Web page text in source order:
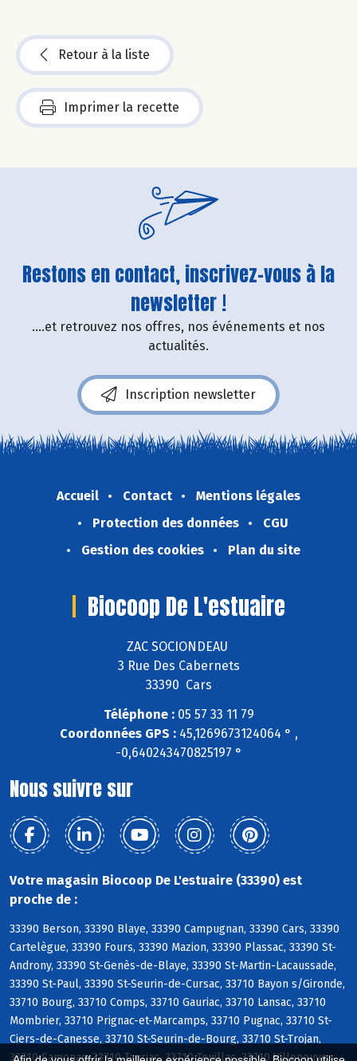
Retour à la liste
Imprimer la recette
Restons en contact, inscrivez-vous à la
newsletter !
....et retrouvez nos offres, nos événements et nos
actualités.
Inscription newsletter
Accueil Contact
Mentions légales
Protection des données
CGU
Gestion des cookies
Plan du site
Biocoop De L'estuaire
ZAC SOCIONDEAU
3 Rue Des Cabernets
33390 Cars
Téléphone :05 57 33 11 79
Coordonnées GPS :45,1269673124064 ° ,
-0,640243470825197 °
Nous suivre sur
Votre magasin Biocoop De L'estuaire (33390) est
proche de :
33390 Berson, 33390 Blaye, 33390 Campugnan, 33390 Cars, 33390
Cartelègue, 33390 Fours, 33390 Mazion, 33390 Plassac, 33390 St-
Androny, 33390 St-Genès-de-Blaye, 33390 St-Martin-Lacaussade,
33390 St-Paul, 33390 St-Seurin-de-Cursac, 33710 Bayon s/Gironde,
33710 Bourg, 33710 Comps, 33710 Gauriac, 33710 Lansac, 33710
Mombrier, 33710 Prignac-et-Marcamps, 33710 Pugnac, 33710 St-
Ciers-de-Canesse, 33710 St-Seurin-de-Bourg, 33710 St-Trojan,
33710 Samonac, 33710 Tauriac, 33710 Teuillac, 33710 Villeneuve,